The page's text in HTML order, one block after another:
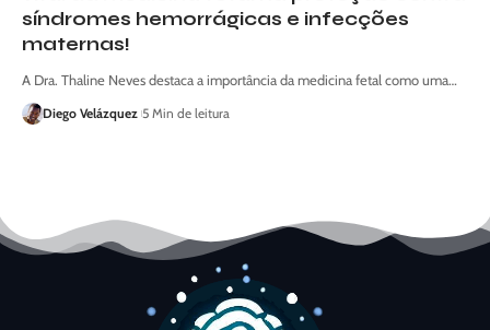
síndromes hemorrágicas e infecções
maternas!
A Dra. Thaline Neves destaca a importância da medicina fetal como uma…
Diego Velázquez 5 Min de leitura